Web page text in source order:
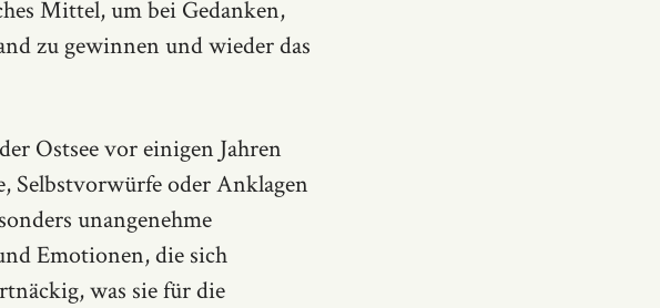
Mittel, um bei Gedanken,
zu gewinnen und wieder das
Ostsee vor einigen Jahren
Selbstvorwürfe oder Anklagen
unangenehme
Emotionen, die sich
was sie für die